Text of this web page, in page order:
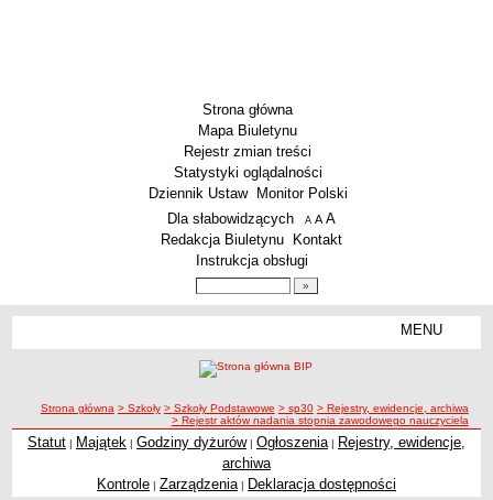
Strona główna
Mapa Biuletynu
Rejestr zmian treści
Statystyki oglądalności
Dziennik Ustaw
Monitor Polski
Menu dodatkowe
Dla słabowidzących A pomniejsz czcionkę
A standardowy rozmiar czcionki
A
Redakcja Biuletynu
Kontakt
Instrukcja obsługi
MENU
Licea
Zespoły Szkół
Techniczne Zakłady Naukowe
PRZEDSZKOLA
ścieżka nawigacji
Strona główna > Szkoły > Szkoły Podstawowe > sp30 > Rejestry, ewidencje, archiwa
> Rejestr aktów nadania stopnia zawodowego nauczyciela
Statut | Majątek | Godziny dyżurów| Ogłoszenia | Rejestry, ewidencje,
archiwa
Kontrole | Zarządzenia | Deklaracja dostępności